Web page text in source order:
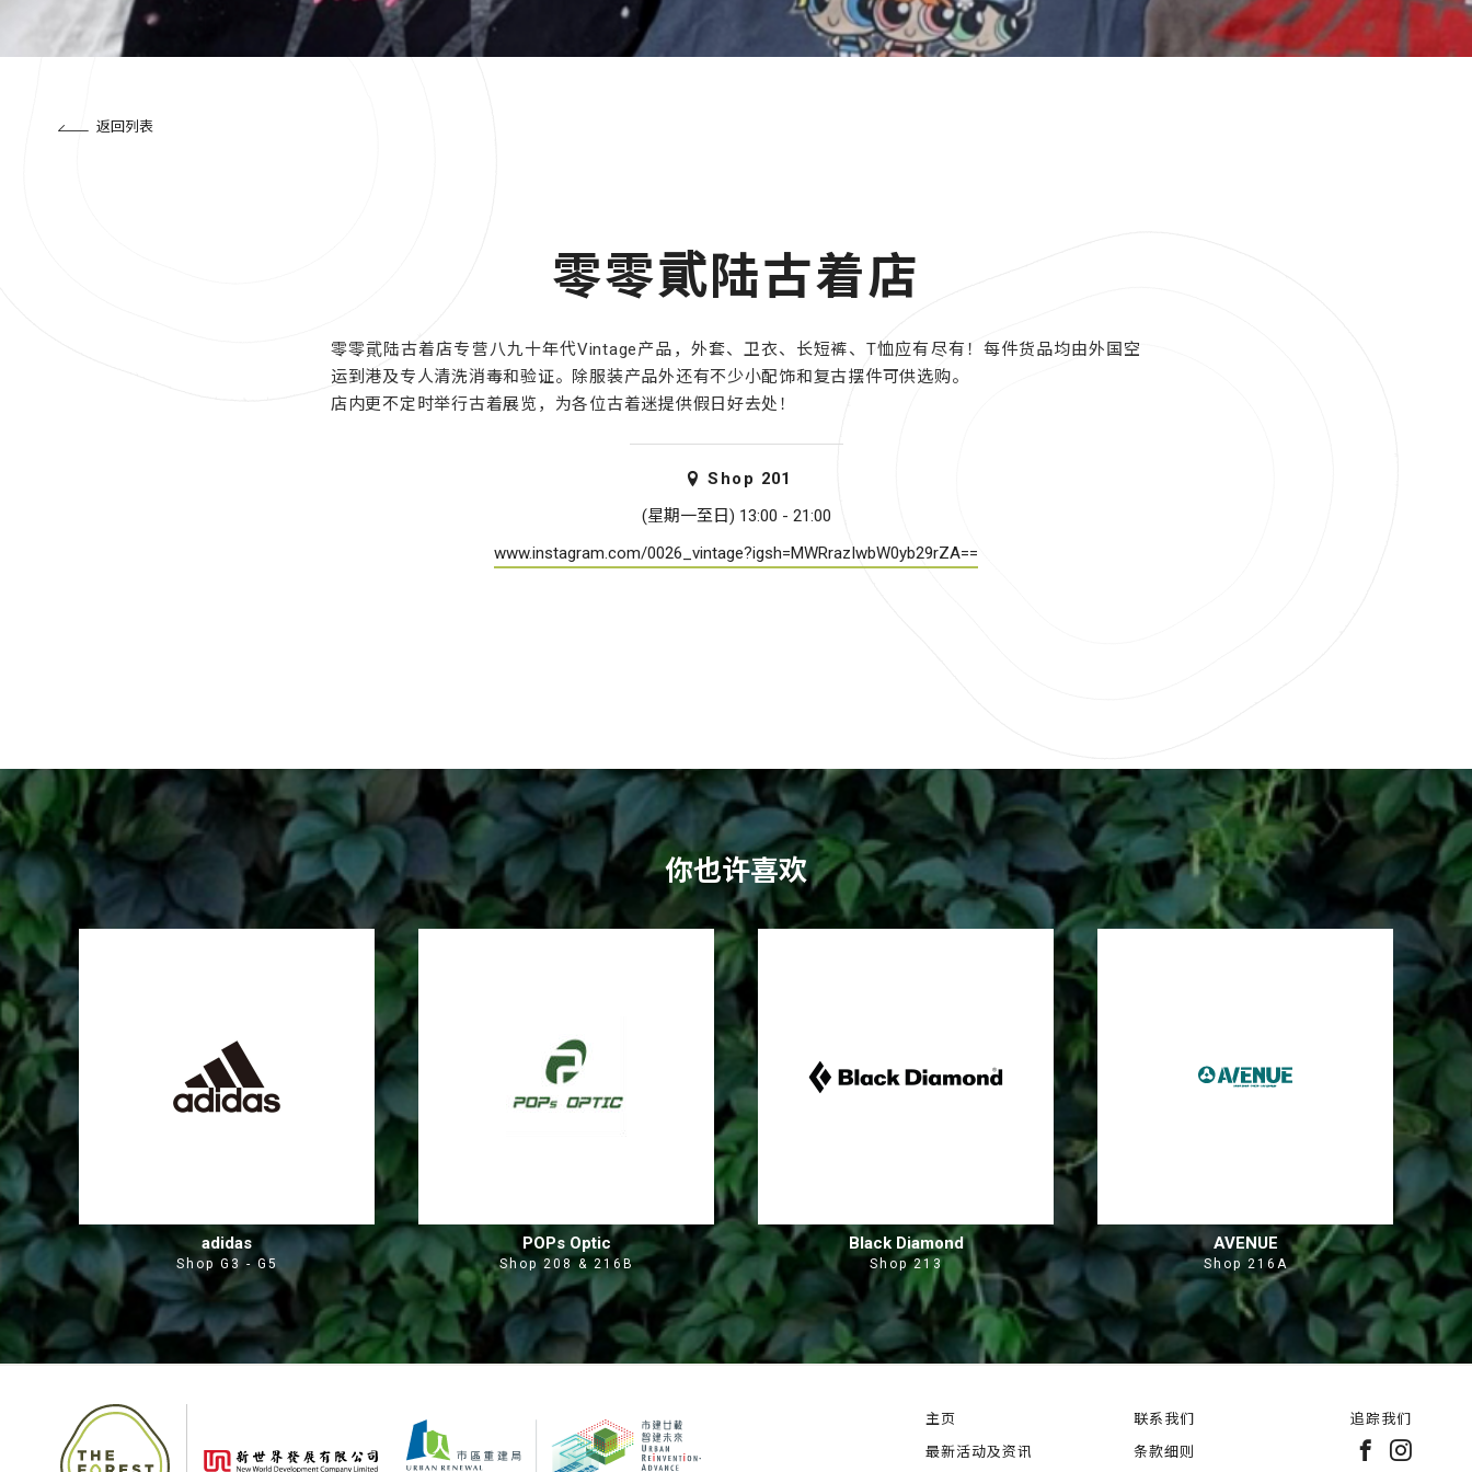
返回列表
零零貮陆古着店
零零貮陆古着店专营八九十年代Vintage产品，外套、卫衣、长短裤、T恤应有尽有！每件货品均由外国空
运到港及专人清洗消毒和验证。除服装产品外还有不少小配饰和复古摆件可供选购。
店内更不定时举行古着展览，为各位古着迷提供假日好去处！
Shop 201
(星期一至日) 13:00 - 21:00
www.instagram.com/0026_vintage?igsh=MWRrazIwbW0yb29rZA==
你也许喜欢
adidas
Shop G3 - G5
POPs Optic
Shop 208 & 216B
Black Diamond
Shop 213
AVENUE
Shop 216A
主页
最新活动及资讯
联系我们
条款细则
追踪我们